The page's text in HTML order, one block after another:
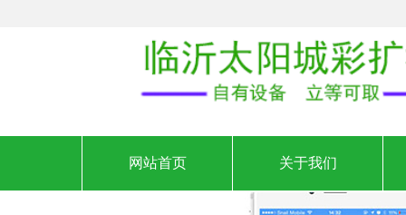
网站首页 关于我们